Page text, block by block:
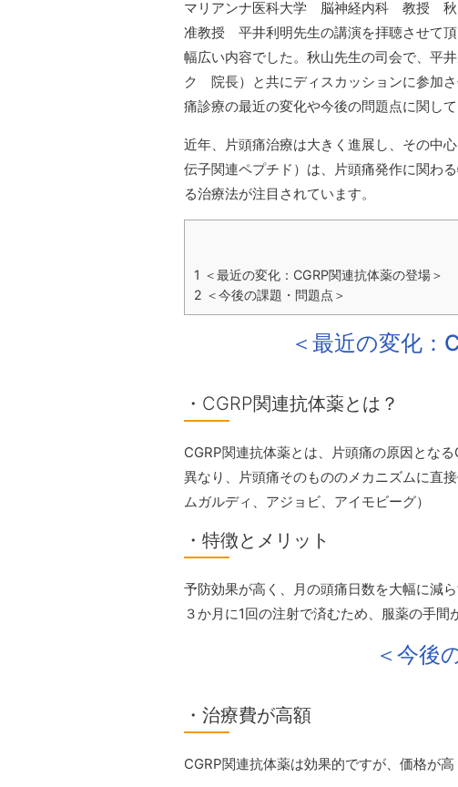
マリアンナ医科大学 脳神経内科 教授 秋
准教授 平井利明先生の講演を拝聴させて
幅広い内容でした。秋山先生の司会で、平
ク 院長）と共にディスカッションに参加
痛診療の最近の変化や今後の問題点に関し
近年、片頭痛治療は大きく進展し、その中
伝子関連ペプチド）は、片頭痛発作に関わ
る治療法が注目されています。
1 ＜最近の変化：CGRP関連抗体薬の登場＞
2 ＜今後の課題・問題点＞
＜最近の変化：
・CGRP関連抗体薬とは？
CGRP関連抗体薬とは、片頭痛の原因とな
異なり、片頭痛そのもののメカニズムに直
ムガルディ、アジョビ、アイモビーグ）
・特徴とメリット
予防効果が高く、月の頭痛日数を大幅に減
３か月に1回の注射で済むため、服薬の手間
＜今後
・治療費が高額
CGRP関連抗体薬は効果的ですが、価格が